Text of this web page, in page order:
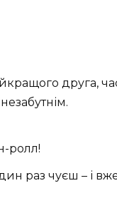
друга,
ролл!
раз чуєш – і